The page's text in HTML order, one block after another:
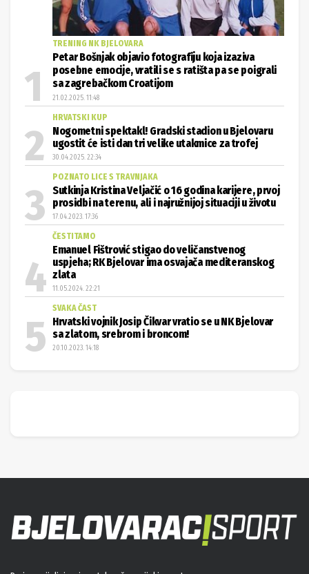
TRENING NK BJELOVARA
Petar Bošnjak objavio fotografiju koja izaziva
posebne emocije, vratili se s ratišta pa se poigrali
sa zagrebačkom Croatijom
21.02.2025. 11:48
HRVATSKI KUP
Nogometni spektakl! Gradski stadion u Bjelovaru
ugostit će isti dan tri velike utakmice za trofej
30.04.2025. 22:34
POZNATO LICE S TRAVNJAKA
Sutkinja Kristina Veljačić o 16 godina karijere, prvoj
prosidbi na terenu, ali i najružnijoj situaciji u životu
17.04.2023. 17:36
ČESTITAMO
Emanuel Fištrović stigao do veličanstvenog
uspjeha; RK Bjelovar ima osvajača mediteranskog
zlata
11.05.2024. 22:21
SVAKA ČAST
Hrvatski vojnik Josip Čikvar vratio se u NK Bjelovar
sa zlatom, srebrom i broncom!
20.10.2023. 14:18